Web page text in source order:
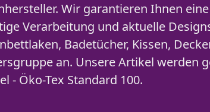
Wir garantieren Ihnen
Verarbeitung und aktuelle
Badetücher, Kissen,
an. Unsere Artikel werden
- Öko-Tex Standard 100.